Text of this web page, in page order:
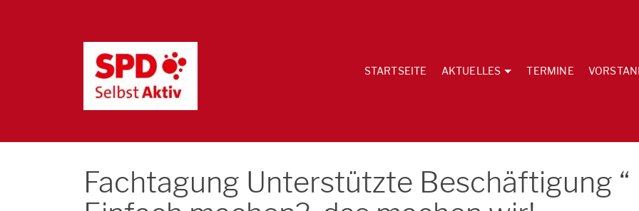
STARTSEITE AKTUELLES TERMINE
Fachtagung Unterstützte Beschäftigung “